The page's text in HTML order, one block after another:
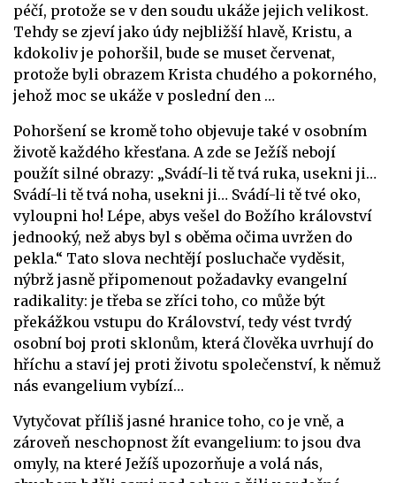
péčí, protože se v den soudu ukáže jejich velikost.
Tehdy se zjeví jako údy nejbližší hlavě, Kristu, a
kdokoliv je pohoršil, bude se muset červenat,
protože byli obrazem Krista chudého a pokorného,
jehož moc se ukáže v poslední den …
Pohoršení se kromě toho objevuje také v osobním
životě každého křesťana. A zde se Ježíš nebojí
použít silné obrazy: „Svádí-li tě tvá ruka, usekni ji…
Svádí-li tě tvá noha, usekni ji… Svádí-li tě tvé oko,
vyloupni ho! Lépe, abys vešel do Božího království
jednooký, než abys byl s oběma očima uvržen do
pekla.“ Tato slova nechtějí posluchače vyděsit,
nýbrž jasně připomenout požadavky evangelní
radikality: je třeba se zříci toho, co může být
překážkou vstupu do Království, tedy vést tvrdý
osobní boj proti sklonům, která člověka uvrhují do
hříchu a staví jej proti životu společenství, k němuž
nás evangelium vybízí…
Vytyčovat příliš jasné hranice toho, co je vně, a
zároveň neschopnost žít evangelium: to jsou dva
omyly, na které Ježíš upozorňuje a volá nás,